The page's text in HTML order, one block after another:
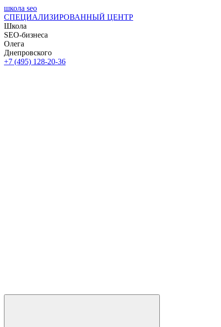
школа seo
СПЕЦИАЛИЗИРОВАННЫЙ ЦЕНТР
Школа
SEO-бизнеса
Олега
Днепровского
+7 (495) 128-20-36